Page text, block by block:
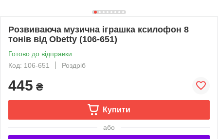
Розвиваюча музична іграшка ксилофон 8
тонів від Obetty (106-651)
Готово до відправки
Код: 106-651
Роздріб
445 ₴
Купити
або